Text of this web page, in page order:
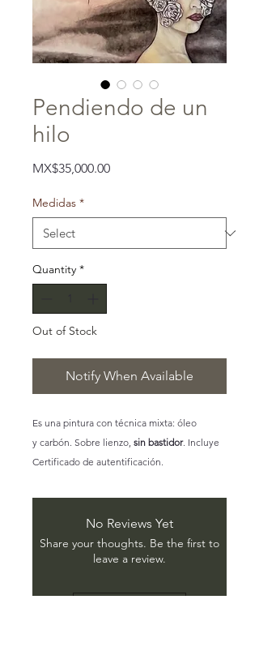
Pendiendo de un
hilo
MX$35,000.00Price
Medidas *
Quantity *
Out of Stock
Notify When Available
Es una pintura con técnica mixta: óleo
y carbón. Sobre lienzo, sin bastidor. Incluye
Certificado de autentificación.
No Reviews Yet
Share your thoughts. Be the first to
leave a review.